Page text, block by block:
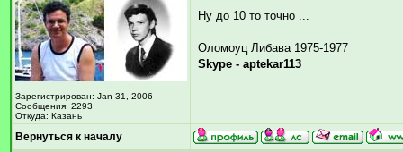
Зарегистрирован: Jan 31, 2006
Сообщения: 2293
Откуда: Казань
Ну до 10 то точно ...
Оломоуц Либава 1975-1977
Skype - aptekar113
Вернуться к началу